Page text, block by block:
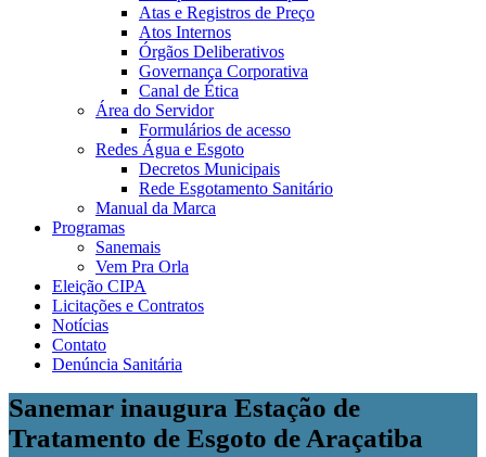
Atas e Registros de Preço
Atos Internos
Órgãos Deliberativos
Governança Corporativa
Canal de Ética
Área do Servidor
Formulários de acesso
Redes Água e Esgoto
Decretos Municipais
Rede Esgotamento Sanitário
Manual da Marca
Programas
Sanemais
Vem Pra Orla
Eleição CIPA
Licitações e Contratos
Notícias
Contato
Denúncia Sanitária
Sanemar inaugura Estação de
Tratamento de Esgoto de Araçatiba